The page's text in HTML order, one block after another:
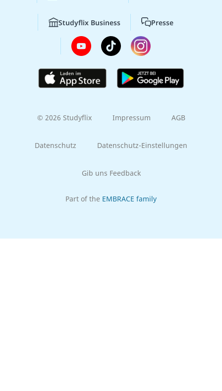
Studyflix Business Presse
© 2026 Studyflix Impressum AGB
Datenschutz Datenschutz-Einstellungen
Gib uns Feedback
Part of the EMBRACE family